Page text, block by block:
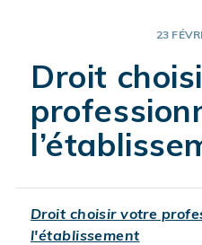
23
Droit
Droit choisir votre
l'établissement